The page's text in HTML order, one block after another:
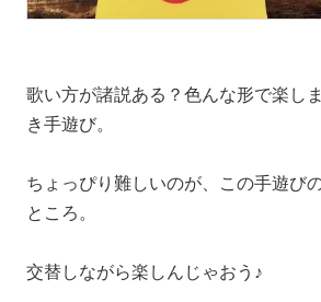
歌い方が諸説ある？色んな形で楽し
き手遊び。
ちょっぴり難しいのが、この手遊び
ところ。
交替しながら楽しんじゃおう♪